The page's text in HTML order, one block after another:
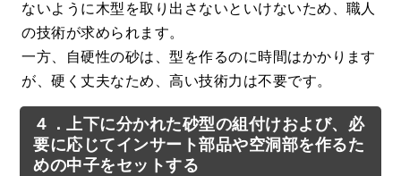
ないように木型を取り出さないといけないため、職人
の技術が求められます。
一方、自硬性の砂は、型を作るのに時間はかかります
が、硬く丈夫なため、高い技術力は不要です。
４．上下に分かれた砂型の組付けおよび、必
要に応じてインサート部品や空洞部を作るた
めの中子をセットする